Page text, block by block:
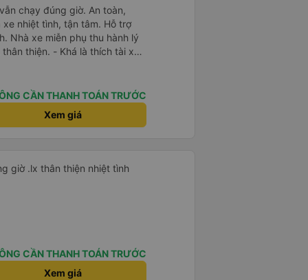
chạy đúng giờ. An toàn,
nhiệt tình, tận tâm. Hỗ trợ
Nhà xe miễn phụ thu hành lý
thiện. - Khá là thích tài xế.
nhiệt tình. - Xe ngồi thoải
nên cho 5 sao.
CẦN THANH TOÁN TRƯỚC
Xem giá
Rất tiện nghi thoải mái đi đúng giờ .lx thân thiện nhiệt tình
CẦN THANH TOÁN TRƯỚC
Xem giá